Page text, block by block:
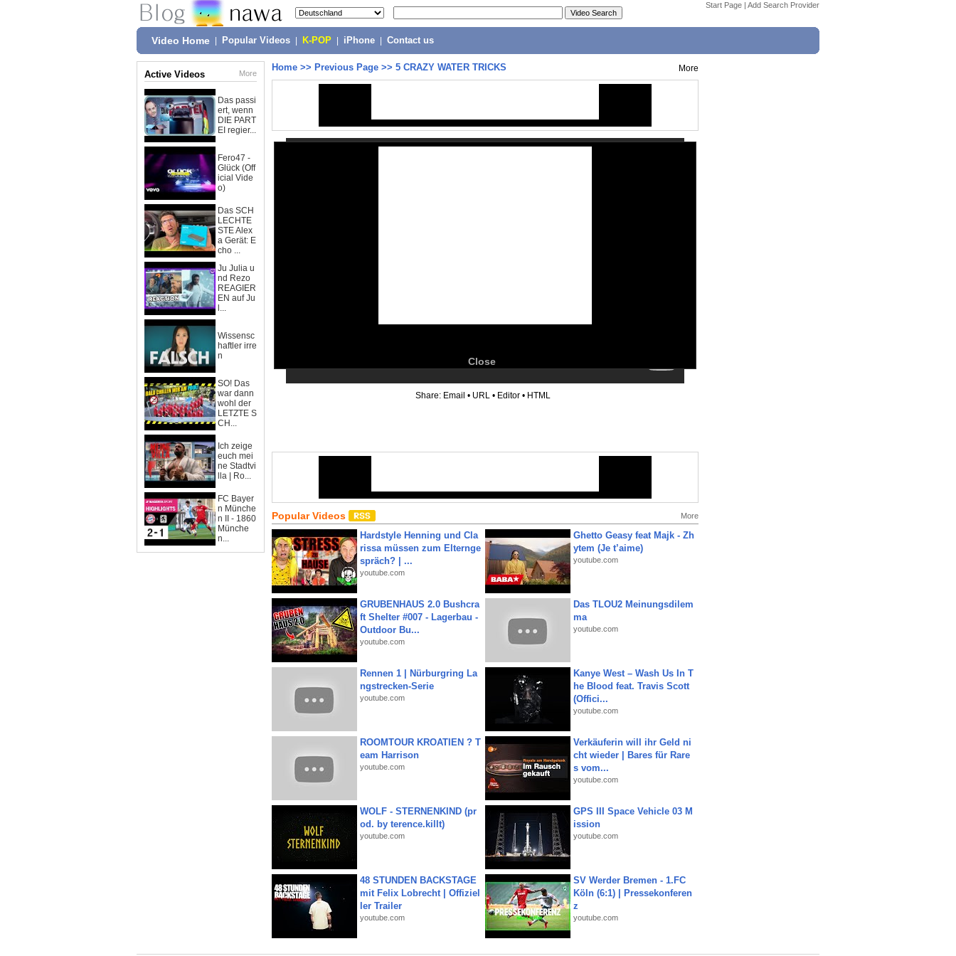
Start Page | Add Search Provider
Video Home Popular Videos K-POP iPhone Contact us
Active Videos More
Das passi
ert, wenn
DIE PART
EI regier...
Fero47 -
Glück (Off
icial Vide
o)
Das SCH
LECHTE
STE Alex
a Gerät: E
cho ...
Ju Julia u
nd Rezo
REAGIER
EN auf Ju
l...
Wissensc
haftler irre
n
SO! Das
war dann
wohl der
LETZTE S
CH...
Ich zeige
euch mei
ne Stadtvi
lla | Ro...
FC Bayer
n Münche
n II - 1860
Münche
n...
Home >> Previous Page >> 5 CRAZY WATER TRICKS More
Close
Share: Email • URL • Editor • HTML
Popular Videos More
Hardstyle Henning und Cla
rissa müssen zum Elternge
spräch? | ...
youtube.com
Ghetto Geasy feat Majk - Zh
ytem (Je t’aime)
youtube.com
GRUBENHAUS 2.0 Bushcra
ft Shelter #007 - Lagerbau -
Outdoor Bu...
youtube.com
Das TLOU2 Meinungsdilem
ma
youtube.com
Rennen 1 | Nürburgring La
ngstrecken-Serie
youtube.com
Kanye West – Wash Us In T
he Blood feat. Travis Scott
(Offici...
youtube.com
ROOMTOUR KROATIEN ? T
eam Harrison
youtube.com
Verkäuferin will ihr Geld ni
cht wieder | Bares für Rare
s vom...
youtube.com
WOLF - STERNENKIND (pr
od. by terence.killt)
youtube.com
GPS III Space Vehicle 03 M
ission
youtube.com
48 STUNDEN BACKSTAGE
mit Felix Lobrecht | Offiziel
ler Trailer
youtube.com
SV Werder Bremen - 1.FC
Köln (6:1) | Pressekonferen
z
youtube.com